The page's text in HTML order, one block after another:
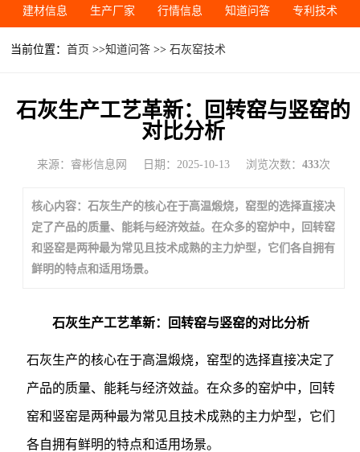
建材信息 生产厂家 行情信息 知道问答 专利技术
当前位置：首页 >>知道问答 >>石灰窑技术
石灰生产工艺革新：回转窑与竖窑的
对比分析
来源：睿彬信息网 日期：2025-10-13 浏览次数： 433次
核心内容：石灰生产的核心在于高温煅烧，窑型的选择直接决
定了产品的质量、能耗与经济效益。在众多的窑炉中，回转窑
和竖窑是两种最为常见且技术成熟的主力炉型，它们各自拥有
鲜明的特点和适用场景。
石灰生产工艺革新：回转窑与竖窑的对比分析
石灰生产的核心在于高温煅烧，窑型的选择直接决定了
产品的质量、能耗与经济效益。在众多的窑炉中，回转
窑和竖窑是两种最为常见且技术成熟的主力炉型，它们
各自拥有鲜明的特点和适用场景。